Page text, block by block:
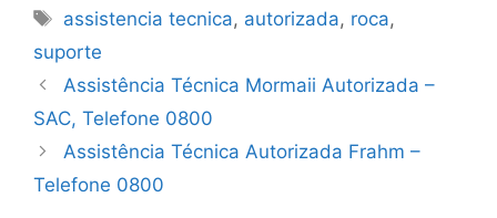
Tags
assistencia tecnica, autorizada, roca,
suporte
Assistência Técnica Mormaii Autorizada –
SAC, Telefone 0800
Assistência Técnica Autorizada Frahm –
Telefone 0800